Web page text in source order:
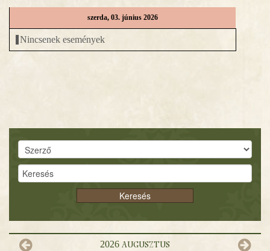
EGYHÁZMEGYE
szerda, 03. június 2026
Nincsenek események
Keresés
2026 augusztus